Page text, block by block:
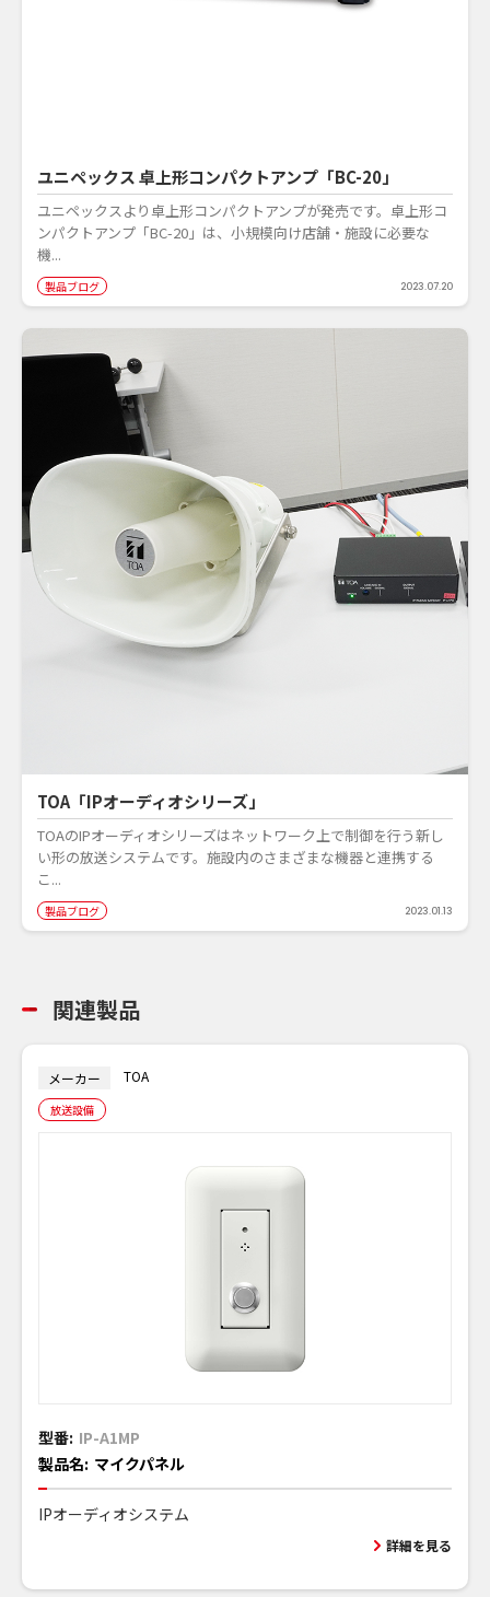
ユニペックス 卓上形コンパクトアンプ「BC-20」
ユニペックスより卓上形コンパクトアンプが発売です。卓上形コ
ンパクトアンプ「BC-20」は、小規模向け店舗・施設に必要な
機...
製品ブログ 2023.07.20
TOA「IPオーディオシリーズ」
TOAのIPオーディオシリーズはネットワーク上で制御を行う新し
い形の放送システムです。施設内のさまざまな機器と連携する
こ...
製品ブログ 2023.01.13
関連製品
メーカー TOA
放送設備
型番: IP-A1MP
製品名: マイクパネル
IPオーディオシステム
詳細を見る